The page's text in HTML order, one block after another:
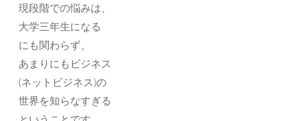
現段階での悩みは、
大学三年生になる
にも関わらず、
あまりにもビジネス
(ネットビジネス)の
世界を知らなすぎる